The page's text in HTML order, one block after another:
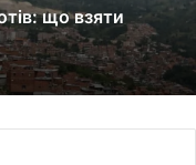
що взяти